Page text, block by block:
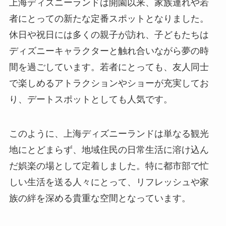
上海ディズニーランドは開園以来、家族連れや若
者にとっての新たな定番スポットとなりました。
休日や祝日には多くの親子が訪れ、子どもたちは
ディズニーキャラクターと触れ合いながら夢の時
間を過ごしています。若者にとっても、友人同士
で楽しめるアトラクションやショーが充実してお
り、デートスポットとしても人気です。
このように、上海ディズニーランドは単なる観光
地にとどまらず、地域住民の日常生活に溶け込ん
だ娯楽の場として定着しました。特に都市部で忙
しい生活を送る人々にとって、リフレッシュや家
族の絆を深める貴重な空間となっています。